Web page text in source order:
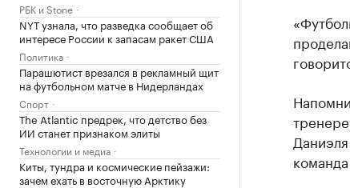
РБК и Stone
NYT узнала, что разведка сообщает об
интересе России к запасам ракет США
Политика
Парашютист врезался в рекламный щит
на футбольном матче в Нидерландах
Спорт
The Atlantic предрек, что детство без
ИИ станет признаком элиты
Технологии и медиа
Киты, тундра и космические пейзажи:
зачем ехать в восточную Арктику